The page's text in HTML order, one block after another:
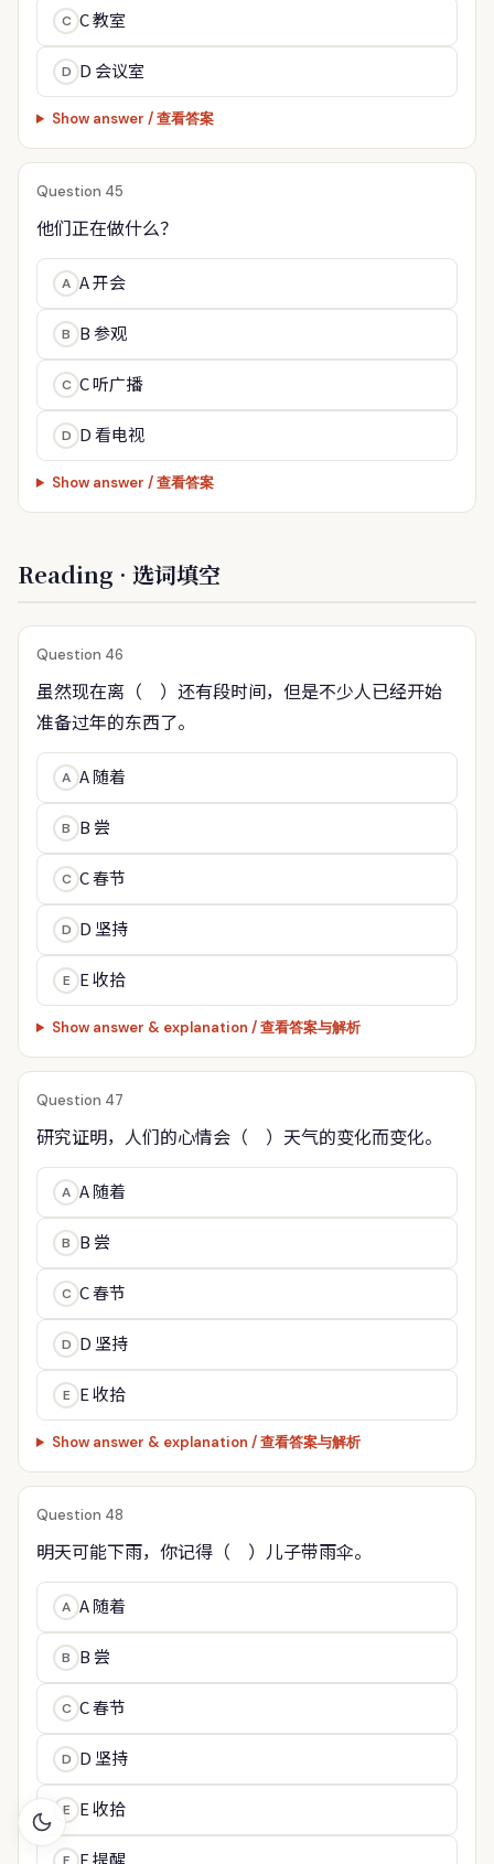
C C 教室
D D 会议室
Show answer / 查看答案
Question 45
他们正在做什么？
A A 开会
B B 参观
C C 听广播
D D 看电视
Show answer / 查看答案
Reading · 选词填空
Question 46
虽然现在离（　）还有段时间，但是不少人已经开始
准备过年的东西了。
A A 随着
B B 尝
C C 春节
D D 坚持
E E 收拾
Show answer & explanation / 查看答案与解析
Question 47
研究证明，人们的心情会（　）天气的变化而变化。
A A 随着
B B 尝
C C 春节
D D 坚持
E E 收拾
Show answer & explanation / 查看答案与解析
Question 48
明天可能下雨，你记得（　）儿子带雨伞。
A A 随着
B B 尝
C C 春节
D D 坚持
E E 收拾
F 提醒